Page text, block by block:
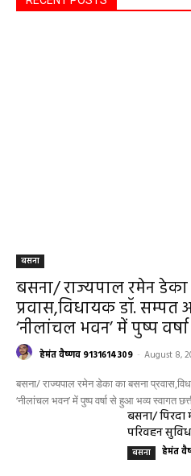
RECENT POSTS
बसना/ राज्यपाल रमेन
प्रवास,विधायक डॉ. सम्पत
‘नीलांचल भवन’ में पुष्प
बसना/ राज्यपाल रमेन डेका का बसना
‘नीलांचल भवन’ में पुष्प वर्षा से हुआ भव्य स्वागत
बसना/ पिरदा
परिवहन